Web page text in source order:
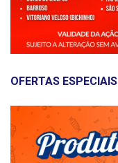
OFERTAS ESPECIAIS